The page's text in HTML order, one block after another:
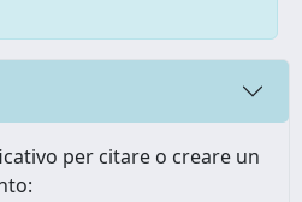
per citare o creare un